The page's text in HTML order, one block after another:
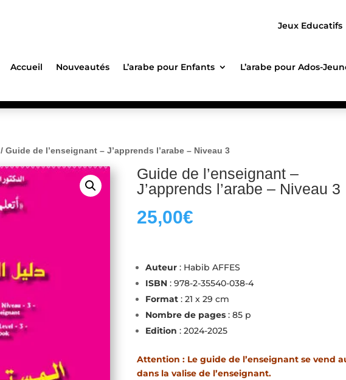
Jeux Educatifs
Accueil Nouveautés L’arabe pour Enfants L’arabe pour Ados-
/ Guide de l’enseignant – J’apprends l’arabe – Niveau 3
Guide de l’enseignant –
J’apprends l’arabe – Niveau 3
25,00€
Auteur: Habib AFFES
ISBN: 978-2-35540-038-4
Format: 21 x 29 cm
Nombre de pages: 85 p
Edition : 2024-2025
Attention : Le guide de l’enseignant se vend
dans la valise de l’enseignant.